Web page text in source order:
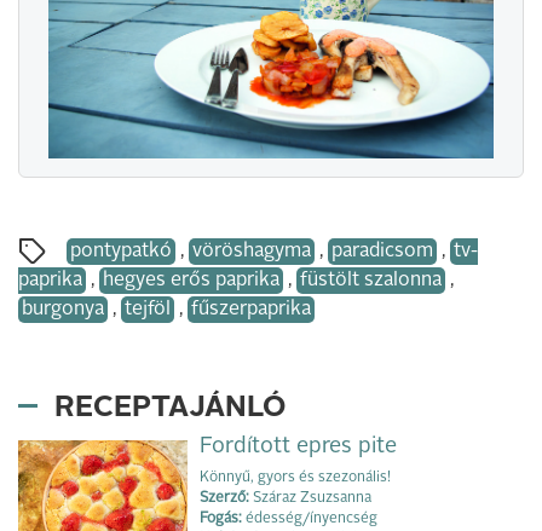
pontypatkó , vöröshagyma , paradicsom , tv-
paprika , hegyes erős paprika , füstölt szalonna ,
burgonya , tejföl , fűszerpaprika
RECEPTAJÁNLÓ
Fordított epres pite
Könnyű, gyors és szezonális!
Szerző: Száraz Zsuzsanna
Fogás: édesség/ínyencség